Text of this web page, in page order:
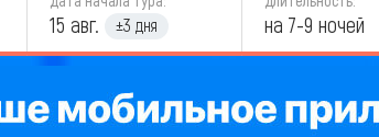
15 авг. ±3 дня на 7-9 ночей